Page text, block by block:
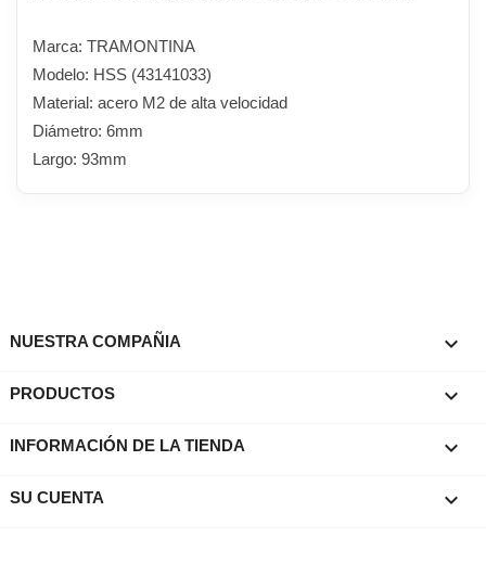
Marca: TRAMONTINA
Modelo: HSS (43141033)
Material: acero M2 de alta velocidad
Diámetro: 6mm
Largo: 93mm
NUESTRA COMPAÑIA 
PRODUCTOS 
INFORMACIÓN DE LA TIENDA keyboard_arrow_down
SU CUENTA 